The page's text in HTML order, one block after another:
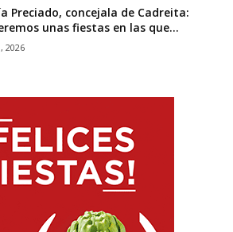
Preciado, concejala de Cadreita:
unas fiestas en las que...
2026